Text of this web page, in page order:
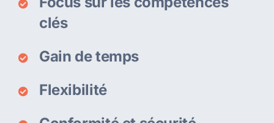
clés
Gain de temps
Flexibilité